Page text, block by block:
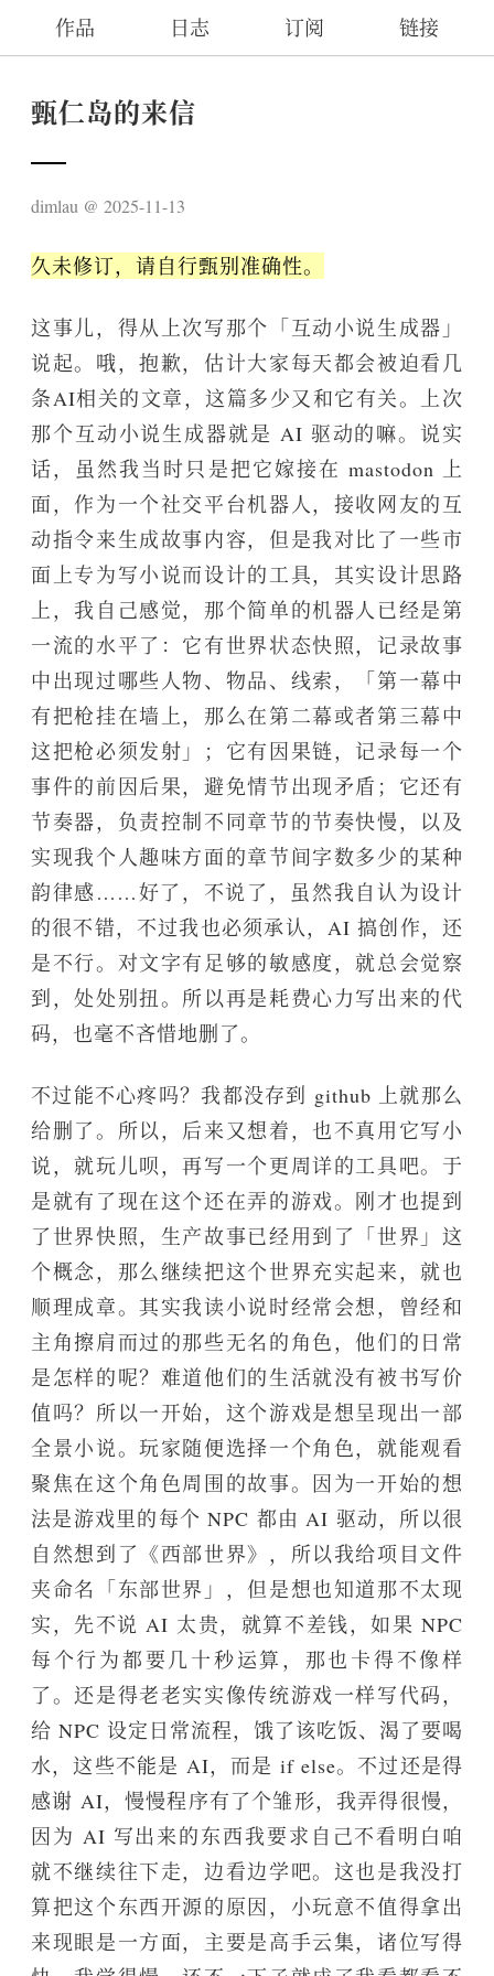
作品 日志 订阅 链接
甄仁岛的来信
dimlau 2025-11-13
久未修订，请自行甄别准确性。
这事儿，得从上次写那个「互动小说生成器」
说起。哦，抱歉，估计大家每天都会被迫看几
条AI相关的文章，这篇多少又和它有关。上次
那个互动小说生成器就是 AI 驱动的嘛。说实
话，虽然我当时只是把它嫁接在 mastodon 上
面，作为一个社交平台机器人，接收网友的互
动指令来生成故事内容，但是我对比了一些市
面上专为写小说而设计的工具，其实设计思路
上，我自己感觉，那个简单的机器人已经是第
一流的水平了：它有世界状态快照，记录故事
中出现过哪些人物、物品、线索，「第一幕中
有把枪挂在墙上，那么在第二幕或者第三幕中
这把枪必须发射」；它有因果链，记录每一个
事件的前因后果，避免情节出现矛盾；它还有
节奏器，负责控制不同章节的节奏快慢，以及
实现我个人趣味方面的章节间字数多少的某种
韵律感……好了，不说了，虽然我自认为设计
的很不错，不过我也必须承认，AI 搞创作，还
是不行。对文字有足够的敏感度，就总会觉察
到，处处别扭。所以再是耗费心力写出来的代
码，也毫不吝惜地删了。
不过能不心疼吗？我都没存到 github 上就那么
给删了。所以，后来又想着，也不真用它写小
说，就玩儿呗，再写一个更周详的工具吧。于
是就有了现在这个还在弄的游戏。刚才也提到
了世界快照，生产故事已经用到了「世界」这
个概念，那么继续把这个世界充实起来，就也
顺理成章。其实我读小说时经常会想，曾经和
主角擦肩而过的那些无名的角色，他们的日常
是怎样的呢？难道他们的生活就没有被书写价
值吗？所以一开始，这个游戏是想呈现出一部
全景小说。玩家随便选择一个角色，就能观看
聚焦在这个角色周围的故事。因为一开始的想
法是游戏里的每个 NPC 都由 AI 驱动，所以很
自然想到了《西部世界》，所以我给项目文件
夹命名「东部世界」，但是想也知道那不太现
实，先不说 AI 太贵，就算不差钱，如果 NPC
每个行为都要几十秒运算，那也卡得不像样
了。还是得老老实实像传统游戏一样写代码，
给 NPC 设定日常流程，饿了该吃饭、渴了要喝
水，这些不能是 AI，而是 if else。不过还是得
感谢 AI，慢慢程序有了个雏形，我弄得很慢，
因为 AI 写出来的东西我要求自己不看明白咱
就不继续往下走，边看边学吧。这也是我没打
算把这个东西开源的原因，小玩意不值得拿出
来现眼是一方面，主要是高手云集，诸位写得